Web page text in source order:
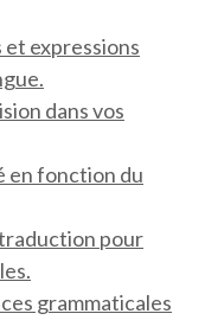
expressions
dans vos
en fonction du
pour
grammaticales